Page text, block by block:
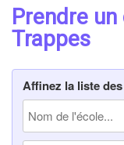
Prendre
Trappes
Affinez la liste